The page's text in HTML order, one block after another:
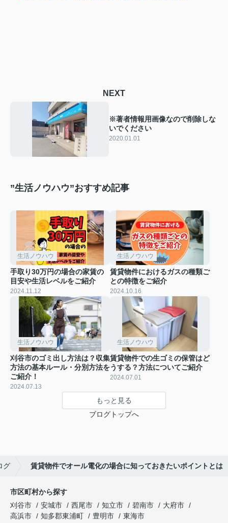
NEXT
※著者情報用画像なので削除しな
いでください
2020.01.01
”生活ノウハウ”おすすめ記事
生活ノウハウ
手取り30万円の場合の家賃の
目安や生活レベルをご紹介
2024.11.12
生活ノウハウ
賃貸物件におけるガスの種類ご
との特徴をご紹介
2024.10.16
生活ノウハウ
刈谷市のゴミ出し方法は？収集
方法の基本ルール・分別方法を
ご紹介！
2024.07.13
生活ノウハウ
賃貸物件での生ゴミの保管はど
うする？方法についてご紹介
2024.07.01
もっと見る
ブログトップへ
グ 賃貸物件でオール電化の場合に知っておきたいポイントとは
市区町村から探す
刈谷市
安城市 西尾市 知立市 碧南市
大府市
高浜市
知多郡東浦町 豊明市
東海市